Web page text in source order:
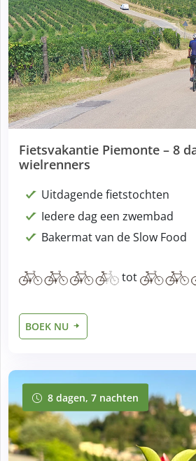
Fietsvakantie Piemonte – 8
wielrenners
Uitdagende fietstochten
Iedere dag een zwembad
Bakermat van de Slow Food
tot
BOEK NU
8 dagen, 7 nachten
8 dagen, 7 nachten